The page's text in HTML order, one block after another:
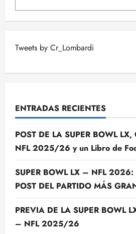
Tweets by Cr_Lombardi
ENTRADAS RECIENTES
POST DE LA SUPER BOWL
NFL 2025/26 y un Libro de
SUPER BOWL LX – NFL
POST DEL PARTIDO MÁS
PREVIA DE LA SUPER BOWL
– NFL 2025/26